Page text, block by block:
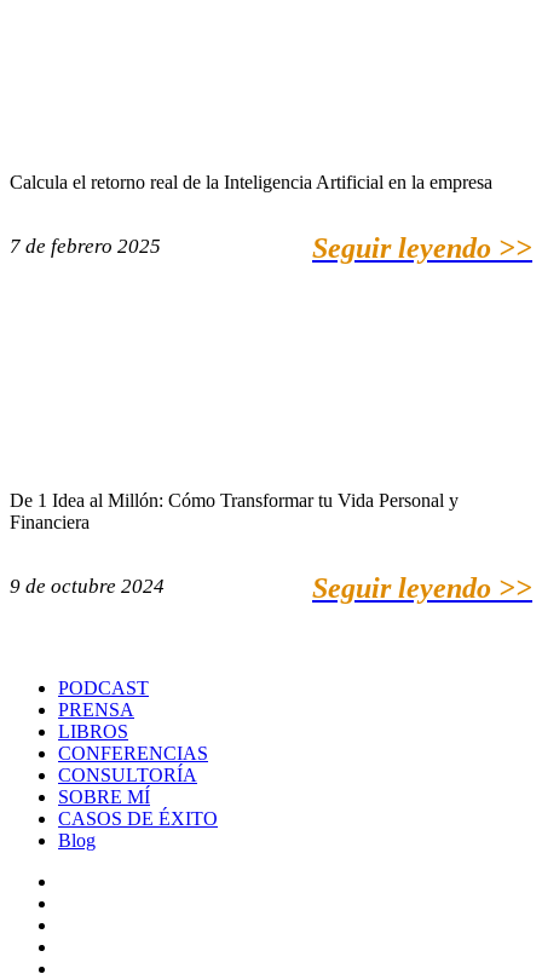
Calcula el retorno real de la Inteligencia Artificial en la empresa
7 de febrero 2025 Seguir leyendo >>
De 1 Idea al Millón: Cómo Transformar tu Vida Personal y
Financiera
9 de octubre 2024 Seguir leyendo >>
PODCAST
PRENSA
LIBROS
CONFERENCIAS
CONSULTORÍA
SOBRE MÍ
CASOS DE ÉXITO
Blog